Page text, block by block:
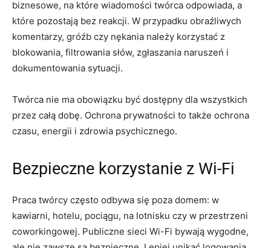
biznesowe, na które wiadomości twórca odpowiada, a
które pozostają bez reakcji. W przypadku obraźliwych
komentarzy, gróźb czy nękania należy korzystać z
blokowania, filtrowania słów, zgłaszania naruszeń i
dokumentowania sytuacji.
Twórca nie ma obowiązku być dostępny dla wszystkich
przez całą dobę. Ochrona prywatności to także ochrona
czasu, energii i zdrowia psychicznego.
Bezpieczne korzystanie z Wi-Fi
Praca twórcy często odbywa się poza domem: w
kawiarni, hotelu, pociągu, na lotnisku czy w przestrzeni
coworkingowej. Publiczne sieci Wi-Fi bywają wygodne,